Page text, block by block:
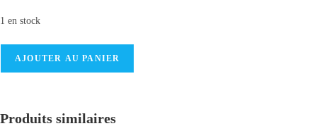
1 en stock
AJOUTER AU PANIER
Produits similaires